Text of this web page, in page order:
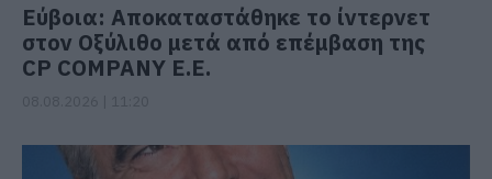
Εύβοια: Αποκαταστάθηκε το ίντερνετ
στον Οξύλιθο μετά από επέμβαση της
CP COMPANY Ε.Ε.